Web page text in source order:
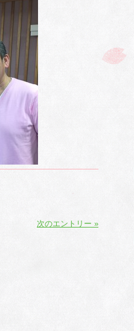
次のエントリー »